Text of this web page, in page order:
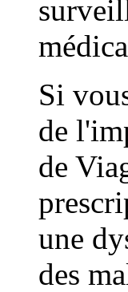
Si
de
de
une
des